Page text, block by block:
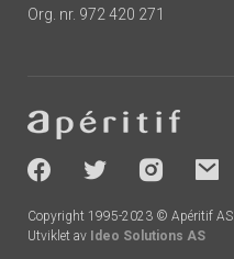
Org. nr. 972 420 271
-
socials
Copyright 1995-2023 © Apéritif AS
Utviklet av Ideo Solutions AS